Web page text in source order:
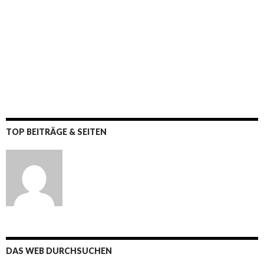
TOP BEITRÄGE & SEITEN
DAS WEB DURCHSUCHEN